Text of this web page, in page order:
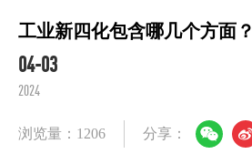
工业新四化包含哪几个方面？
04-03
2024
浏览量：1206 分享：